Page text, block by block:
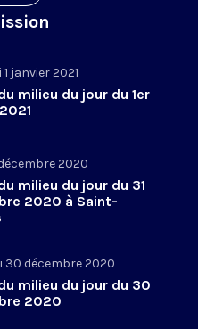
janvier 2021
milieu du jour du 1er
2020
milieu du jour du 31
2020 à Saint-
30 décembre 2020
milieu du jour du 30
2020